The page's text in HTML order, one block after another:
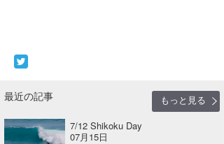
最近の記事
もっと見る
7/12 Shikoku Day
07月15日